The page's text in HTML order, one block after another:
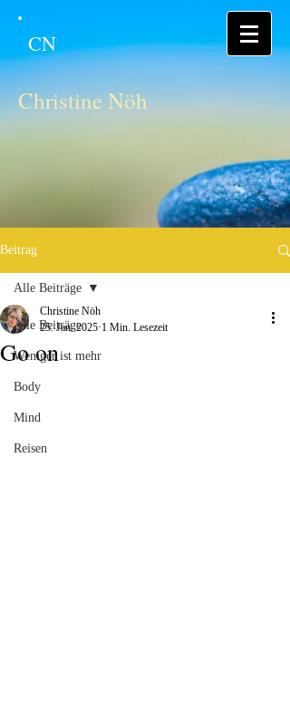
CN
Christine Nöh
Beitrag
Alle Beiträge
Weniger ist mehr
Body
Mind
Reisen
Alle Beiträge
Go on
Christine Nöh
25. Jan. 2025 1 Min. Lesezeit